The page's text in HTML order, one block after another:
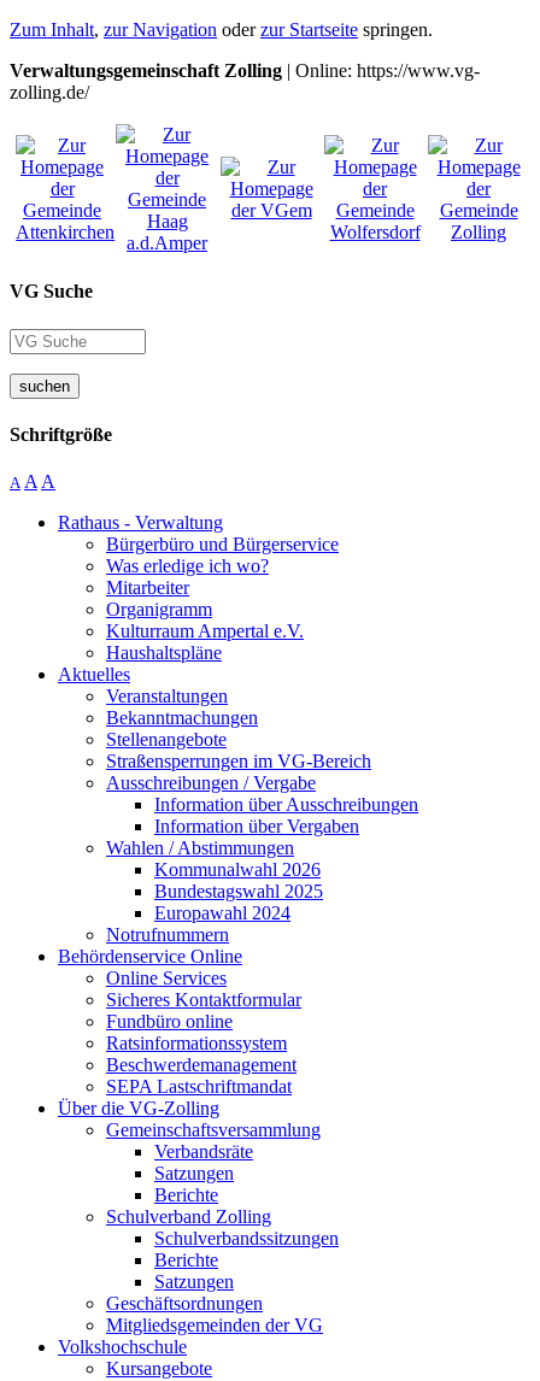
Zum Inhalt, zur Navigation oderzur Startseite springen.
Verwaltungsgemeinschaft Zolling | Online: https://www.vg-
zolling.de/
VG Suche
suchen
Schriftgröße
A A A
Rathaus - Verwaltung
Bürgerbüro und Bürgerservice
Was erledige ich wo?
Mitarbeiter
Organigramm
Kulturraum Ampertal e.V.
Haushaltspläne
Aktuelles
Veranstaltungen
Bekanntmachungen
Stellenangebote
Straßensperrungen im VG-Bereich
Ausschreibungen / Vergabe
Information über Ausschreibungen
Information über Vergaben
Wahlen / Abstimmungen
Kommunalwahl 2026
Bundestagswahl 2025
Europawahl 2024
Notrufnummern
Behördenservice Online
Online Services
Sicheres Kontaktformular
Fundbüro online
Ratsinformationssystem
Beschwerdemanagement
SEPA Lastschriftmandat
Über die VG-Zolling
Gemeinschaftsversammlung
Verbandsräte
Satzungen
Berichte
Schulverband Zolling
Schulverbandssitzungen
Berichte
Satzungen
Geschäftsordnungen
Mitgliedsgemeinden der VG
Volkshochschule
Kursangebote